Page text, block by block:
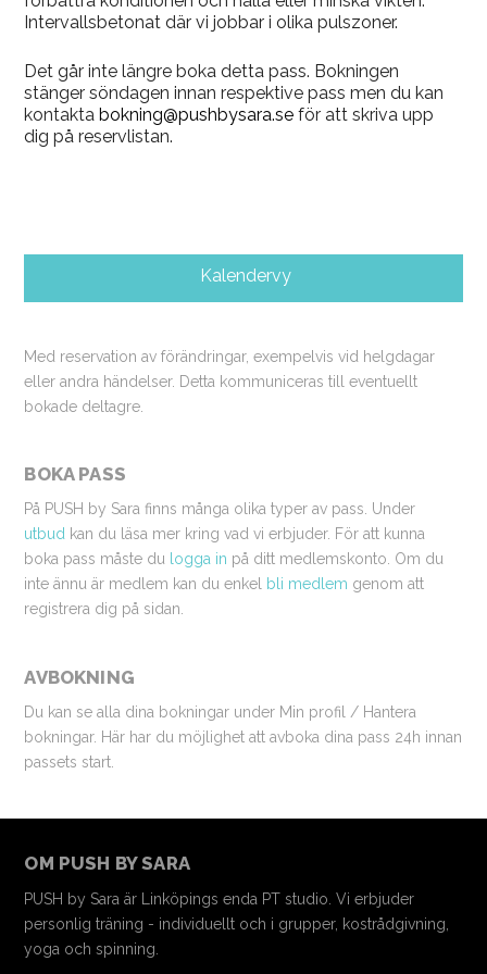
Intervallsbetonat där vi jobbar i olika pulszoner.
Det går inte längre boka detta pass. Bokningen
stänger söndagen innan respektive pass men du kan
kontaktabokning@pushbysara.se för att skriva upp
dig på reservlistan.
Kalendervy
Med reservation av förändringar, exempelvis vid helgdagar
eller andra händelser. Detta kommuniceras till eventuellt
bokade deltagre.
BOKA PASS
På PUSH by Sara finns många olika typer av pass. Under
utbud kan du läsa mer kring vad vi erbjuder. För att kunna
boka pass måste du logga in på ditt medlemskonto. Om du
inte ännu är medlem kan du enkel bli medlem genom att
registrera dig på sidan.
AVBOKNING
Du kan se alla dina bokningar under Min profil / Hantera
bokningar. Här har du möjlighet att avboka dina pass 24h innan
passets start.
OM PUSH BY SARA
PUSH by Sara är Linköpings enda PT studio. Vi erbjuder
personlig träning - individuellt och i grupper, kostrådgivning,
yoga och spinning.